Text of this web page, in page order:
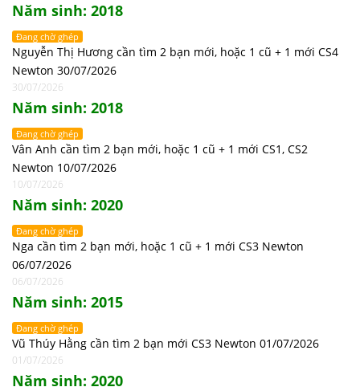
Năm sinh: 2018
Đang chờ ghép
Nguyễn Thị Hương cần tìm 2 bạn mới, hoặc 1 cũ + 1 mới CS4
Newton 30/07/2026
30/07/2026
Năm sinh: 2018
Đang chờ ghép
Vân Anh cần tìm 2 bạn mới, hoặc 1 cũ + 1 mới CS1, CS2
Newton 10/07/2026
10/07/2026
Năm sinh: 2020
Đang chờ ghép
Nga cần tìm 2 bạn mới, hoặc 1 cũ + 1 mới CS3 Newton
06/07/2026
06/07/2026
Năm sinh: 2015
Đang chờ ghép
Vũ Thúy Hằng cần tìm 2 bạn mới CS3 Newton 01/07/2026
01/07/2026
Năm sinh: 2020